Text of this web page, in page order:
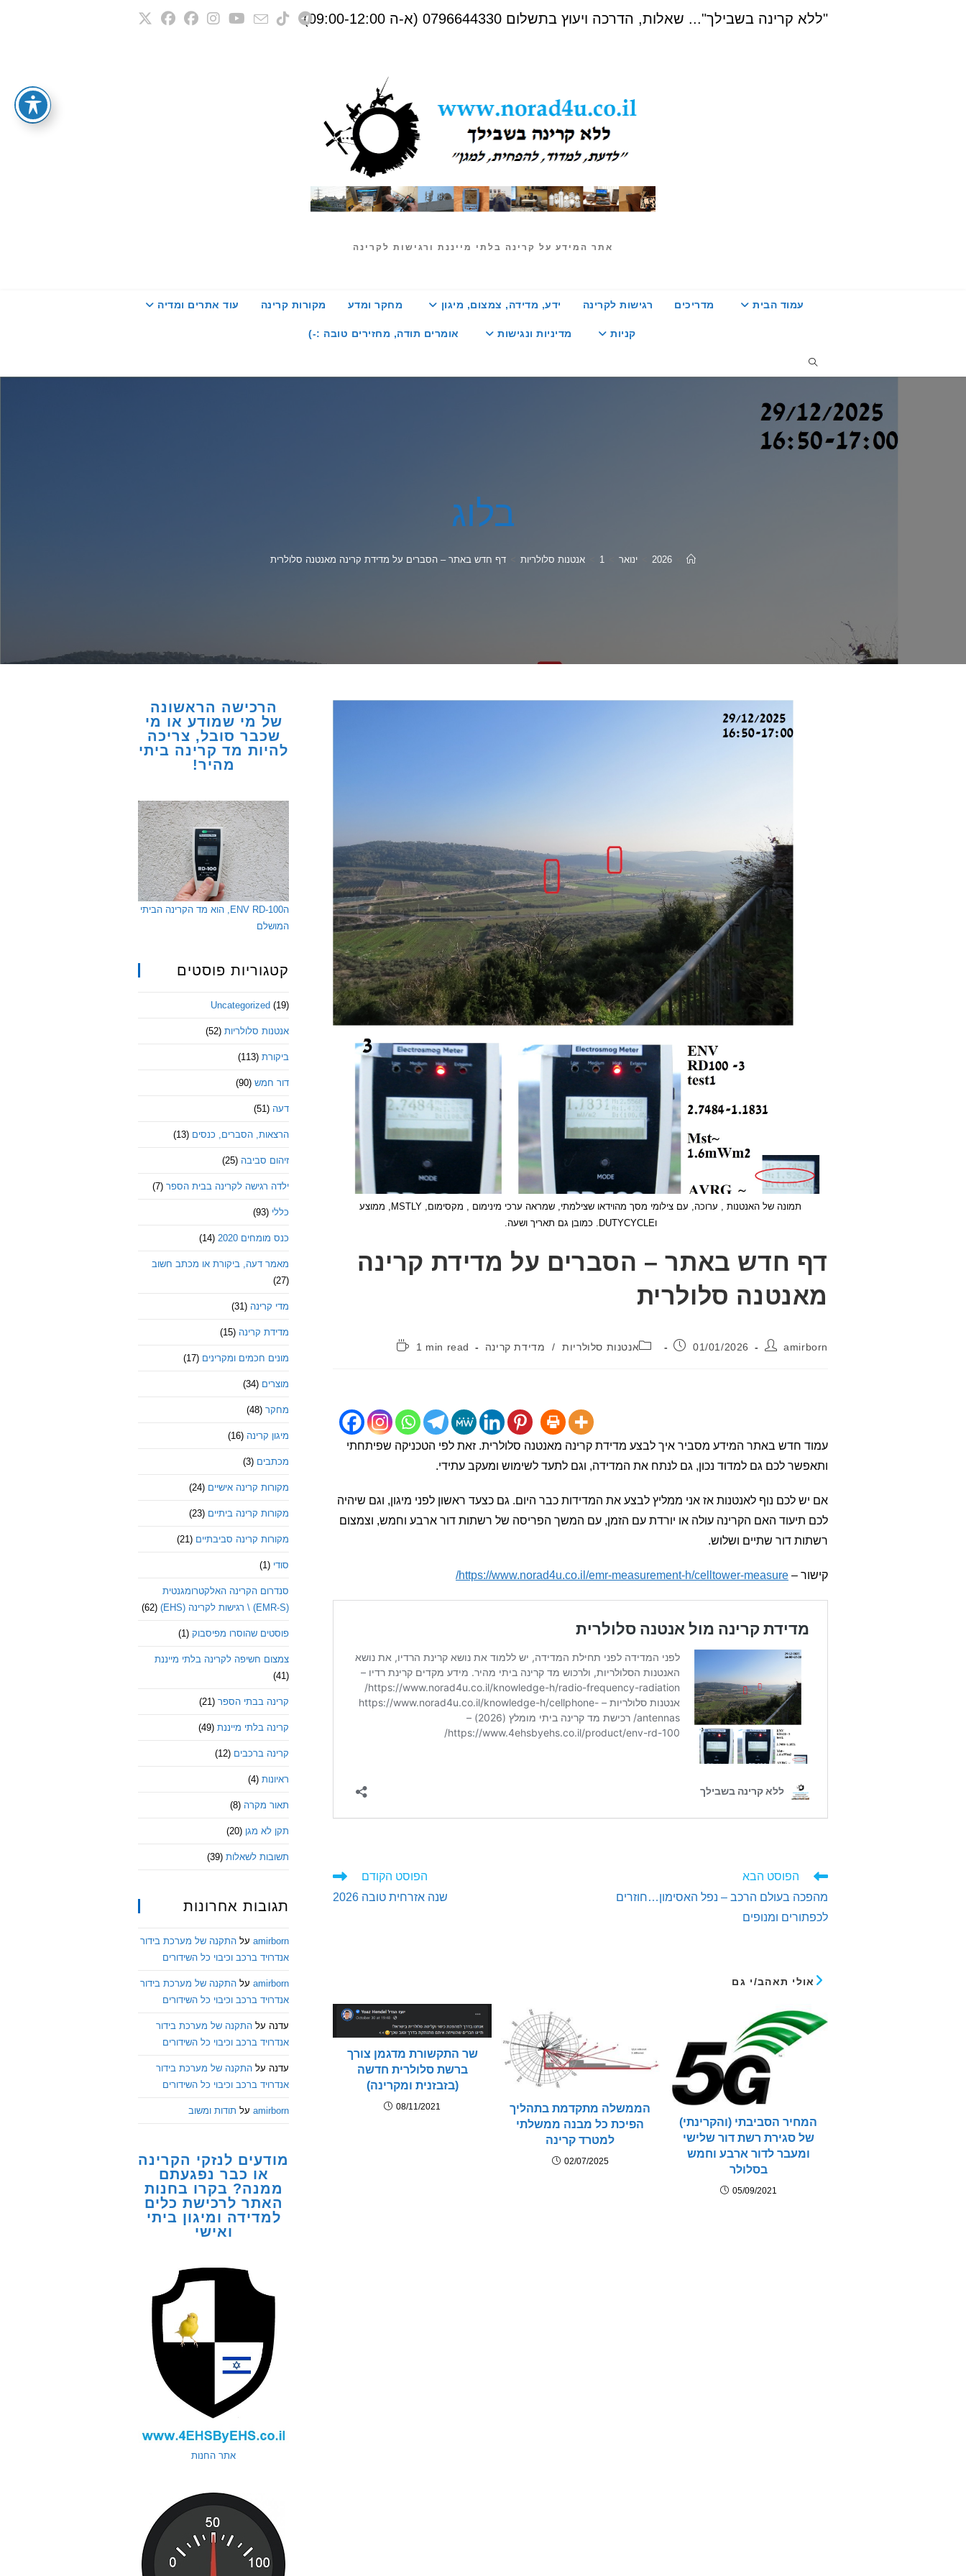
"ללא קרינה בשבילך"... שאלות, הדרכה ויעוץ בתשלום 0796644330 (א-ה 09:00-12:00)
אתר המידע על קרינה בלתי מייננת ורגישות לקרינה
עמוד הבית מדריכים רגישות לקרינה ידע, מדידה, צמצום, מיגון מחקר ומדע מקורות קרינה עוד אתרים ומדיה
קניות מדיניות ונגישות אומרים תודה, מחזירים טובה :-)
בלוג
2026 ינואר 1 אנטנות סלולריות דף חדש באתר – הסברים על מדידת קרינה מאנטנה סלולרית
תמונה של האנטנות , ערוכה, עם צילומי מסך מהוידאו שצילמתי, שמראה ערכי מינימום , מקסימום, MSTLY, ממוצע
וDUTYCYCLE. כמובן גם תאריך ושעה.
דף חדש באתר – הסברים על מדידת קרינה
מאנטנה סלולרית
מחבר:
amirborn פורסם:
01/01/2026 קטגוריה:
אנטנות סלולריות / מדידת קרינה
זמן
1 min read
עמוד חדש באתר המידע מסביר איך לבצע מדידת קרינה מאנטנה סלולרית. זאת לפי הטכניקה שפיתחתי
ותאפשר לכם גם למדוד נכון, גם לנתח את המדידה, וגם לתעד לשימוש ומעקב עתידי.
אם יש לכם נוף לאנטנות אז אני ממליץ לבצע את המדידות כבר היום. גם כצעד ראשון לפני מיגון, וגם שיהיה
לכם תיעוד האם הקרינה עולה או יורדת עם הזמן, עם המשך הפריסה של רשתות דור ארבע וחמש, וצמצום
רשתות דור שתיים ושלוש.
קישור – https://www.norad4u.co.il/emr-measurement-h/celltower-measure/
לקרוא
נוספים
הפוסט הקודם
שנה אזרחית טובה 2026
הפוסט הבא
מהפכה בעולם הרכב – נפל האסימון…חוזרים
לכפתורים ומנופים
אולי תאהב/י גם
שר התקשורת מדגמן צורך
ברשת סלולרית חדשה
(בזבזנית ומקרינה)
08/11/2021
הממשלה מתקדמת בתהליך
הפיכת כל מבנה ממשלתי
למטרד קרינה
02/07/2025
המחיר הסביבתי (והקרינתי)
של סגירת רשת דור שלישי
ומעבר לדור ארבע וחמש
בסלולר
05/09/2021
הרכישה הראשונה
של מי שמודע או מי
שכבר סובל, צריכה
להיות מד קרינה ביתי
מהיר!
הENV RD-100, הוא מד הקרינה הביתי
המושלם
קטגוריות פוסטים
Uncategorized (19)
אנטנות סלולריות (52)
ביקורת (113)
דור חמש (90)
דעה (51)
הרצאות, הסברים, כנסים (13)
זיהום סביבה (25)
ילדה רגישה לקרינה בבית הספר (7)
כללי (93)
כנס מומחים 2020 (14)
מאמר דעה, ביקורת או מכתב חשוב
(27)
מדי קרינה (31)
מדידת קרינה (15)
מונים חכמים ומקרינים (17)
מוצרים (34)
מחקר (48)
מיגון קרינה (16)
מכתבים (3)
מקורות קרינה אישיים (24)
מקורות קרינה ביתיים (23)
מקורות קרינה סביבתיים (21)
סודי (1)
סנדרום הקרינה האלקטרומגנטית
(EMR-S) \ רגישות לקרינה (EHS)
(62)
פוסטים שהוסרו מפיסבוק (1)
צמצום חשיפה לקרינה בלתי מייננת
(41)
קרינה בבתי הספר (21)
קרינה בלתי מייננת (49)
קרינה ברכבים (12)
ראיונות (4)
תאור מקרה (8)
תקן לא מגן (20)
תשובות לשאלות (39)
תגובות אחרונות
amirborn על התקנה של מערכת בידור
אנדרויד ברכב וכיבוי כל השידורים
amirborn על התקנה של מערכת בידור
אנדרויד ברכב וכיבוי כל השידורים
עדנה על התקנה של מערכת בידור
אנדרויד ברכב וכיבוי כל השידורים
עדנה על התקנה של מערכת בידור
אנדרויד ברכב וכיבוי כל השידורים
amirborn על תודות ומשוב
מודעים לנזקי הקרינה
או כבר נפגעתם
ממנה? בקרו בחנות
האתר לרכישת כלים
למדידה ומיגון ביתי
ואישי
אתר החנות